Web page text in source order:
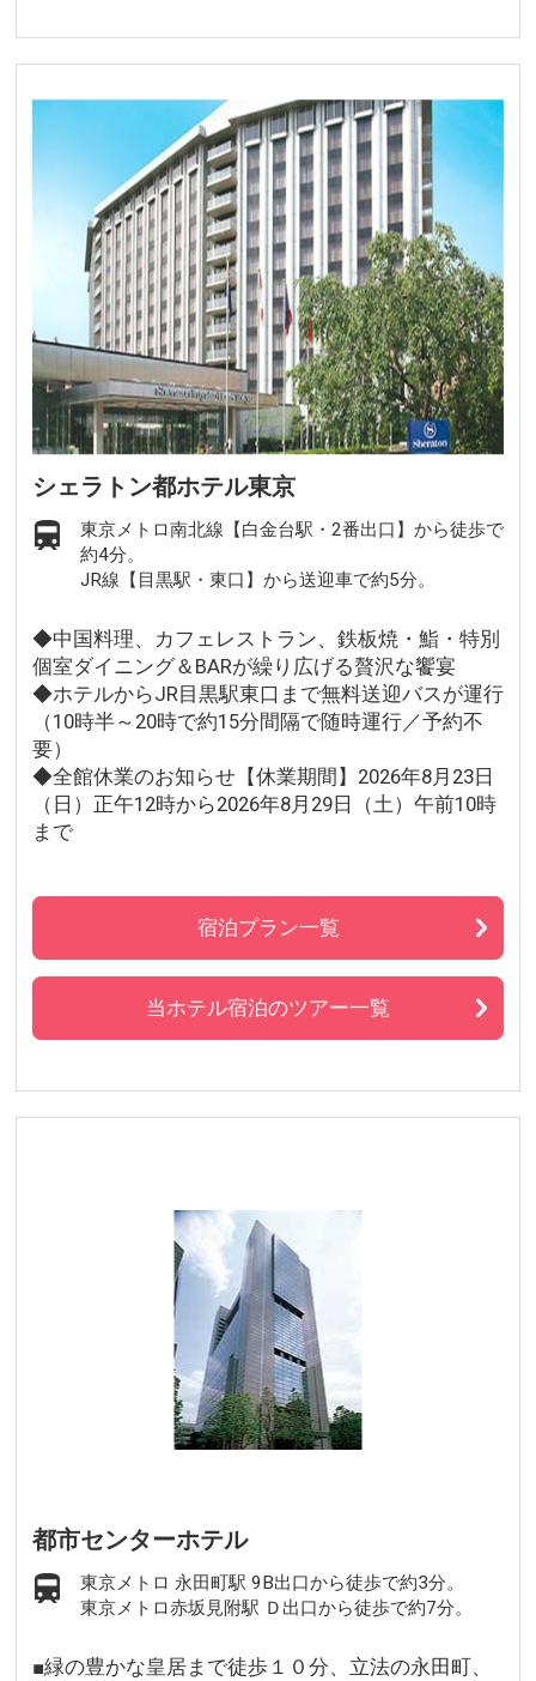
シェラトン都ホテル東京
東京メトロ南北線【白金台駅・2番出口】から徒歩で
約4分。
JR線【目黒駅・東口】から送迎車で約5分。
◆中国料理、カフェレストラン、鉄板焼・鮨・特別
個室ダイニング＆BARが繰り広げる贅沢な饗宴
◆ホテルからJR目黒駅東口まで無料送迎バスが運行
（10時半～20時で約15分間隔で随時運行／予約不
要）
◆全館休業のお知らせ【休業期間】2026年8月23日
（日）正午12時から2026年8月29日（土）午前10時
まで
宿泊プラン一覧
当ホテル宿泊のツアー一覧
都市センターホテル
東京メトロ 永田町駅 9B出口から徒歩で約3分。
東京メトロ赤坂見附駅 Ｄ出口から徒歩で約7分。
■緑の豊かな皇居まで徒歩１０分、立法の永田町、